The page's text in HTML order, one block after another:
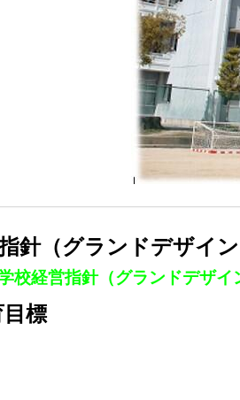
針（グランドデザイン
校経営指針（グランドデザイ
標